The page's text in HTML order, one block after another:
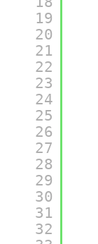
19
20
21
22
23
24
25
26
27
28
29
30
31
32